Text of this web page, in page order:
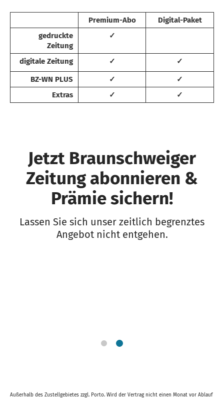
Premium-Abo
Digital-Paket
gedruckte
Zeitung
✓
digitale Zeitung ✓
✓
BZ-WN PLUS
✓
✓
Extras
✓ ✓
Jetzt Braunschweiger
Zeitung abonnieren &
Prämie sichern!
Lassen Sie sich unser zeitlich begrenztes
Angebot nicht entgehen.
Außerhalb des Zustellgebietes zzgl. Porto. Wird der Vertrag nicht einen Monat vor Ablauf